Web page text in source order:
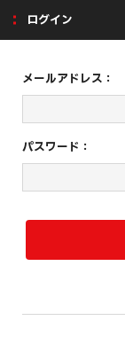
ログイン
メールアドレス：
パスワード：